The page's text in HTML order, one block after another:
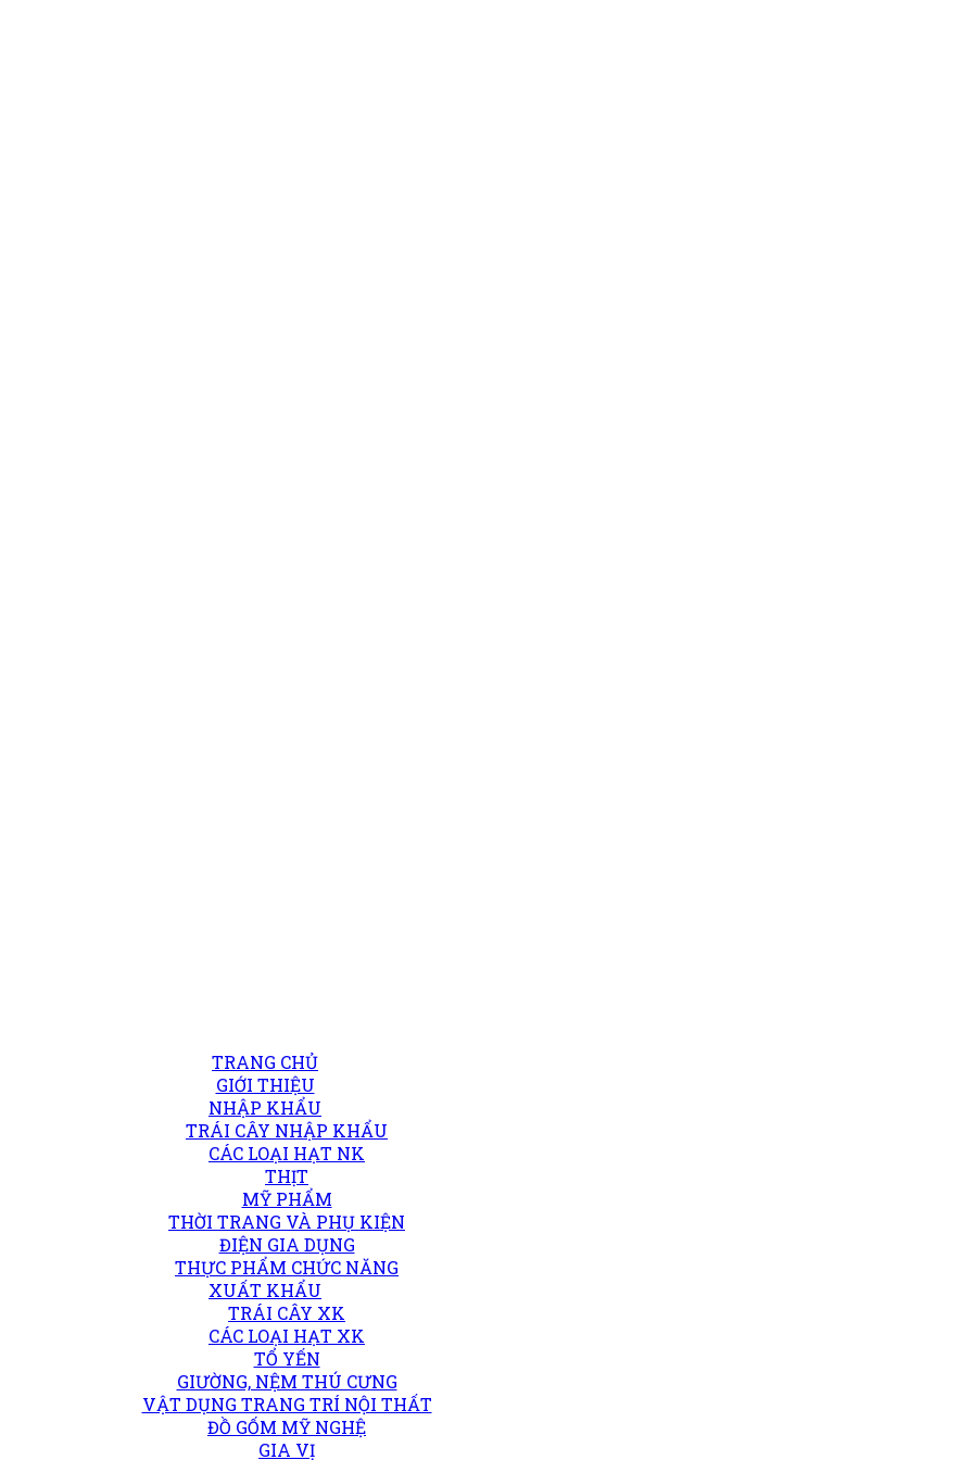
TRANG CHỦ
GIỚI THIỆU
NHẬP KHẨU
TRÁI CÂY NHẬP KHẨU
CÁC LOẠI HẠT NK
THỊT
MỸ PHẨM
THỜI TRANG VÀ PHỤ KIỆN
ĐIỆN GIA DỤNG
THỰC PHẨM CHỨC NĂNG
XUẤT KHẨU
TRÁI CÂY XK
CÁC LOẠI HẠT XK
TỔ YẾN
GIƯỜNG, NỆM THÚ CƯNG
VẬT DỤNG TRANG TRÍ NỘI THẤT
ĐỒ GỐM MỸ NGHỆ
GIA VỊ